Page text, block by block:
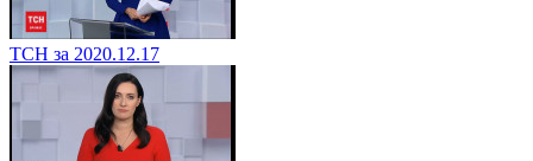
ТСН за 2020.12.17